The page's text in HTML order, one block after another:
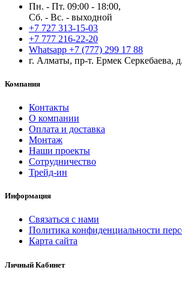
Пн. - Пт. 09:00 - 18:00,
Сб. - Вс. - выходной
+7 727 313-15-03
+7 777 216-22-20
Whatsapp +7 (777) 299 17 88
г. Алматы, пр-т. Ермек Серкебаева,
Компания
Контакты
О компании
Оплата и доставка
Монтаж
Наши проекты
Сотрудничество
Трейд-ин
Информация
Связаться с нами
Политика конфиденциальности
Карта сайта
Личный Кабинет